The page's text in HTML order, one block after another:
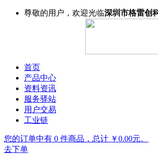
尊敬的用户，欢迎光临深圳市格雷创
首页
产品中心
资料资讯
服务驿站
用户交易
工业链
您的订单中有 0 件商品，总计 ￥0.00元。
去下单